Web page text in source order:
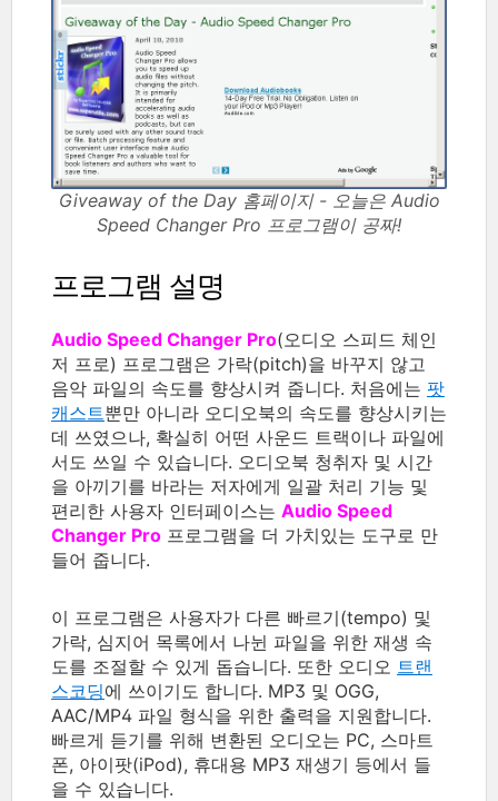
Giveaway of the Day 홈페이지 - 오늘은 Audio
Speed Changer Pro 프로그램이 공짜!
프로그램 설명
Audio Speed Changer Pro(오디오 스피드 체인
저 프로) 프로그램은 가락(pitch)을 바꾸지 않고
음악 파일의 속도를 향상시켜 줍니다. 처음에는 팟
캐스트뿐만 아니라 오디오북의 속도를 향상시키는
데 쓰였으나, 확실히 어떤 사운드 트랙이나 파일에
서도 쓰일 수 있습니다. 오디오북 청취자 및 시간
을 아끼기를 바라는 저자에게 일괄 처리 기능 및
편리한 사용자 인터페이스는 Audio Speed
Changer Pro 프로그램을 더 가치있는 도구로 만
들어 줍니다.
이 프로그램은 사용자가 다른 빠르기(tempo) 및
가락, 심지어 목록에서 나뉜 파일을 위한 재생 속
도를 조절할 수 있게 돕습니다. 또한 오디오 트랜
스코딩에 쓰이기도 합니다. MP3 및 OGG,
AAC/MP4 파일 형식을 위한 출력을 지원합니다.
빠르게 듣기를 위해 변환된 오디오는 PC, 스마트
폰, 아이팟(iPod), 휴대용 MP3 재생기 등에서 들
을 수 있습니다.